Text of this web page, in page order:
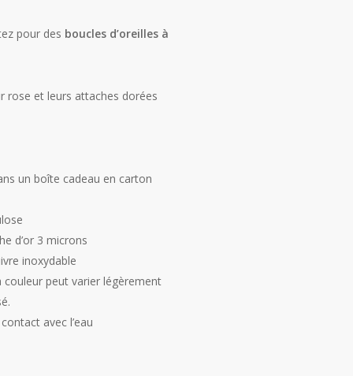
pour des boucles d’oreilles à
rose et leurs attaches dorées
un boîte cadeau en carton
d’or 3 microns
inoxydable
couleur peut varier légèrement
avec l’eau